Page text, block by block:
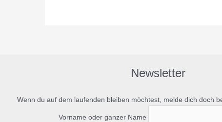
Newsletter
Wenn du auf dem laufenden bleiben möchtest, melde dich doch
Vorname oder ganzer Name